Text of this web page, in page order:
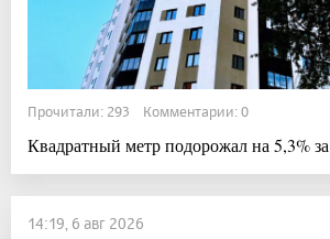
Прочитали: 293 Комментарии: 0
Квадратный метр подорожал на 5,3%
14:19, 6 авг 2026